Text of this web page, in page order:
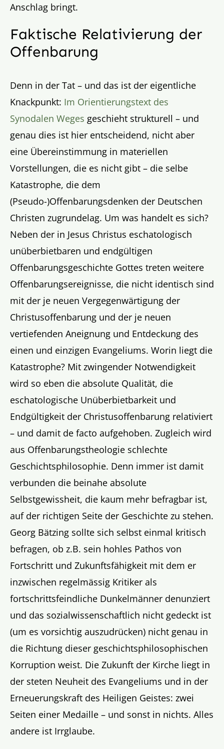
Anschlag bringt.
Faktische Relativierung der
Offenbarung
Denn in der Tat – und das ist der eigentliche
Knackpunkt: Im Orientierungstext des
Synodalen Weges geschieht strukturell – und
genau dies ist hier entscheidend, nicht aber
eine Übereinstimmung in materiellen
Vorstellungen, die es nicht gibt – die selbe
Katastrophe, die dem
(Pseudo-)Offenbarungsdenken der Deutschen
Christen zugrundelag. Um was handelt es sich?
Neben der in Jesus Christus eschatologisch
unüberbietbaren und endgültigen
Offenbarungsgeschichte Gottes treten weitere
Offenbarungsereignisse, die nicht identisch sind
mit der je neuen Vergegenwärtigung der
Christusoffenbarung und der je neuen
vertiefenden Aneignung und Entdeckung des
einen und einzigen Evangeliums. Worin liegt die
Katastrophe? Mit zwingender Notwendigkeit
wird so eben die absolute Qualität, die
eschatologische Unüberbietbarkeit und
Endgültigkeit der Christusoffenbarung relativiert
– und damit de facto aufgehoben. Zugleich wird
aus Offenbarungstheologie schlechte
Geschichtsphilosophie. Denn immer ist damit
verbunden die beinahe absolute
Selbstgewissheit, die kaum mehr befragbar ist,
auf der richtigen Seite der Geschichte zu stehen.
Georg Bätzing sollte sich selbst einmal kritisch
befragen, ob z.B. sein hohles Pathos von
Fortschritt und Zukunftsfähigkeit mit dem er
inzwischen regelmässig Kritiker als
fortschrittsfeindliche Dunkelmänner denunziert
und das sozialwissenschaftlich nicht gedeckt ist
(um es vorsichtig auszudrücken) nicht genau in
die Richtung dieser geschichtsphilosophischen
Korruption weist. Die Zukunft der Kirche liegt in
der steten Neuheit des Evangeliums und in der
Erneuerungskraft des Heiligen Geistes: zwei
Seiten einer Medaille – und sonst in nichts. Alles
andere ist Irrglaube.